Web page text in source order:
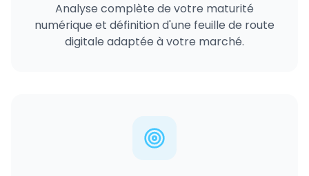
Analyse complète de votre maturité
numérique et définition d'une feuille de route
digitale adaptée à votre marché.